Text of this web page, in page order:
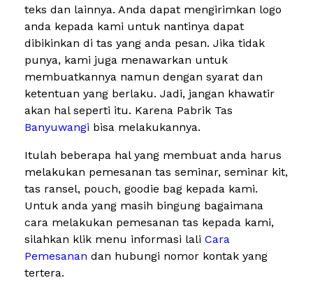
teks dan lainnya. Anda dapat mengirimkan logo
anda kepada kami untuk nantinya dapat
dibikinkan di tas yang anda pesan. Jika tidak
punya, kami juga menawarkan untuk
membuatkannya namun dengan syarat dan
ketentuan yang berlaku. Jadi, jangan khawatir
akan hal seperti itu. Karena Pabrik Tas
Banyuwangi bisa melakukannya.
Itulah beberapa hal yang membuat anda harus
melakukan pemesanan tas seminar, seminar kit,
tas ransel, pouch, goodie bag kepada kami.
Untuk anda yang masih bingung bagaimana
cara melakukan pemesanan tas kepada kami,
silahkan klik menu informasi lali Cara
Pemesanan dan hubungi nomor kontak yang
tertera.